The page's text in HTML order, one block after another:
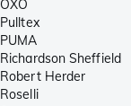
OXO
Pulltex
PUMA
Richardson Sheffield
Robert Herder
Roselli